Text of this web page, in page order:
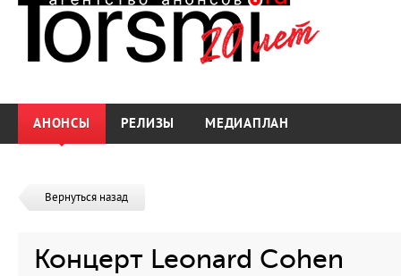
АНОНСЫ РЕЛИЗЫ МЕДИАПЛАН
Вернуться назад
Концерт Leonard Cohen